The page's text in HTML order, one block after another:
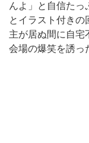
んよ」と自信たっ
とイラスト付きの
主が居ぬ間に自宅
会場の爆笑を誘っ